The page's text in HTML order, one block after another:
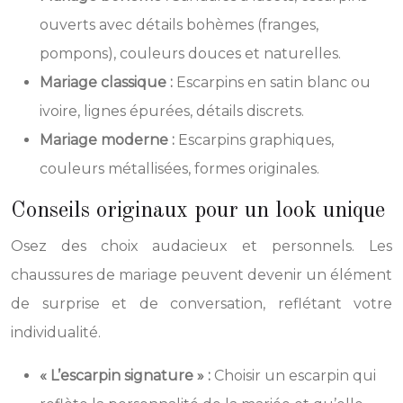
ouverts avec détails bohèmes (franges,
pompons), couleurs douces et naturelles.
Mariage classique : Escarpins en satin blanc ou
ivoire, lignes épurées, détails discrets.
Mariage moderne : Escarpins graphiques,
couleurs métallisées, formes originales.
Conseils originaux pour un look unique
Osez des choix audacieux et personnels. Les
chaussures de mariage peuvent devenir un élément
de surprise et de conversation, reflétant votre
individualité.
« L’escarpin signature » : Choisir un escarpin qui